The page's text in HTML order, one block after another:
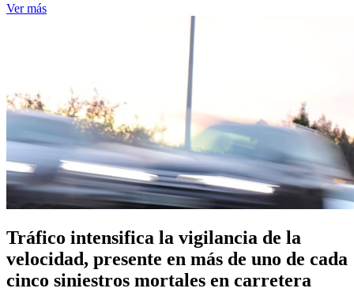
Ver más
Tráfico intensifica la vigilancia de la
velocidad, presente en más de uno de cada
cinco siniestros mortales en carretera